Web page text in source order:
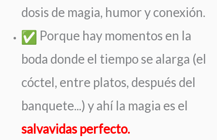
dosis de magia, humor y conexión.
Porque hay momentos en la
boda donde el tiempo se alarga (el
cóctel, entre platos, después del
banquete...) y ahí la magia es el
salvavidas perfecto.